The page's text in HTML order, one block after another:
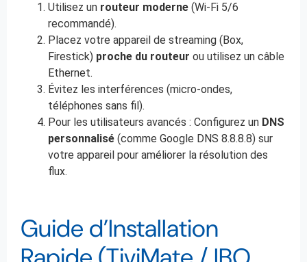
Utilisez un routeur moderne (Wi-Fi 5/6
recommandé).
Placez votre appareil de streaming (Box,
Firestick) proche du routeur ou utilisez un câble
Ethernet.
Évitez les interférences (micro-ondes,
téléphones sans fil).
Pour les utilisateurs avancés : Configurez un DNS
personnalisé (comme Google DNS 8.8.8.8) sur
votre appareil pour améliorer la résolution des
flux.
Guide d’Installation